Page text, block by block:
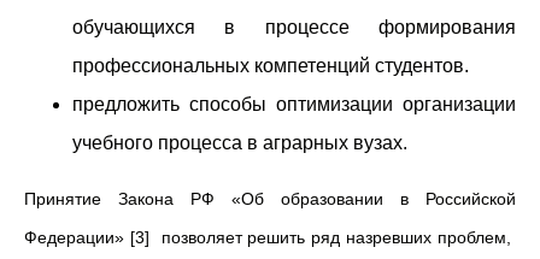
обучающихся в процессе формирования
профессиональных компетенций студентов.
предложить способы оптимизации организации
учебного процесса в аграрных вузах.
Принятие Закона РФ «Об образовании в Российской
Федерации» [3] позволяет решить ряд назревших проблем,